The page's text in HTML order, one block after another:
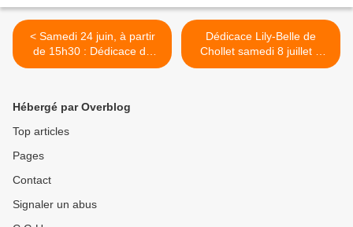
< Samedi 24 juin, à partir
de 15h30 : Dédicace de
l'essayiste Jennifer Tamas
Dédicace Lily-Belle de
Chollet samedi 8 juillet à
partir de 15h >
Hébergé par Overblog
Top articles
Pages
Contact
Signaler un abus